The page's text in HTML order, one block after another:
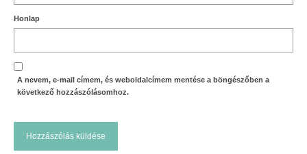
Honlap
A nevem, e-mail címem, és weboldalcímem mentése a böngészőben a
következő hozzászólásomhoz.